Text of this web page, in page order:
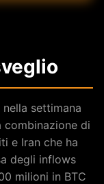
settimana
combinazione di
e Iran che ha
degli inflows
milioni in BTC